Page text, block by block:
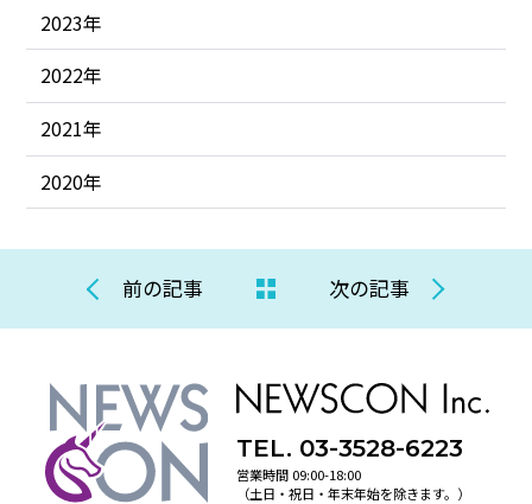
2023年
2022年
2021年
2020年
前の記事 次の記事
TEL. 03-3528-6223
営業時間 09:00-18:00
（土日・祝日・年末年始を除きます。）